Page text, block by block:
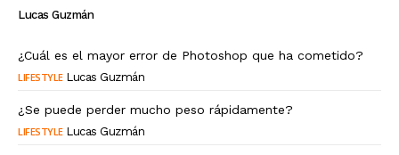
Lucas Guzmán
¿Cuál es el mayor error de Photoshop que ha cometido?
LIFESTYLE Lucas Guzmán
¿Se puede perder mucho peso rápidamente?
LIFESTYLE Lucas Guzmán